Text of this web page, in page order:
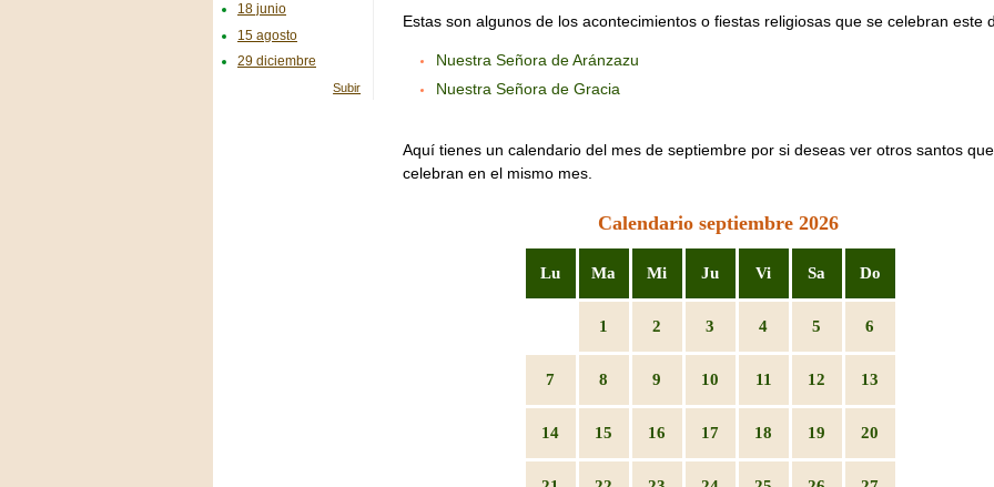
Estas son algunos de los acontecimientos o fiestas religiosas que se celebran este
Nuestra Señora de Aránzazu
Nuestra Señora de Gracia
Aquí tienes un calendario del mes de septiembre por si deseas ver otros santos
celebran en el mismo mes.
Calendario septiembre 2026
Lu Ma Mi Ju Vi Sa Do
1 2 3 4 5 6
7 8 9 10 11 12 13
14 15 16 17 18 19 20
18 junio
15 agosto
29 diciembre
Subir